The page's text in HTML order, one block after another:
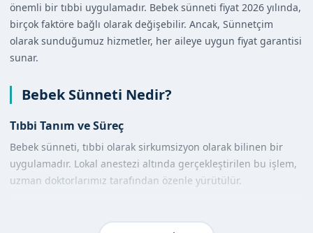
önemli bir tıbbi uygulamadır. Bebek sünneti fiyat 2026 yılında,
birçok faktöre bağlı olarak değişebilir. Ancak, Sünnetçim
olarak sunduğumuz hizmetler, her aileye uygun fiyat garantisi
sunar.
Bebek Sünneti Nedir?
Tıbbi Tanım ve Süreç
Bebek sünneti, tıbbi olarak sirkumsizyon olarak bilinen bir
uygulamadır. Lokal anestezi altında gerçekleştirilen bu işlem,
uzman doktorlarımız tarafından özenle yürütülür.